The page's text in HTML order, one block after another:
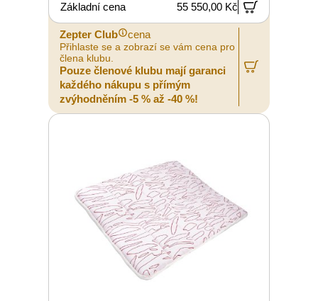
Základní cena 55 550,00 Kč
Zepter Club cena
Přihlaste se a zobrazí se vám cena pro
člena klubu.
Pouze členové klubu mají garanci
každého nákupu s přímým
zvýhodněním -5 % až -40 %!